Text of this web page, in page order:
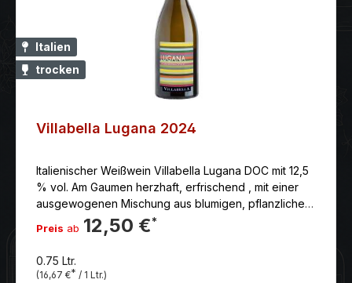
Italien
trocken
Villabella Lugana 2024
Italienischer Weißwein Villabella Lugana DOC mit 12,5
% vol. Am Gaumen herzhaft, erfrischend , mit einer
ausgewogenen Mischung aus blumigen, pflanzlichen
und fruchtigen Noten und eleganten Anklängen von
Mineralität im Nachgeschmack, wie es für das
Preis ab 12,50 €*
0.75 Ltr.
(16,67 €* / 1 Ltr.)